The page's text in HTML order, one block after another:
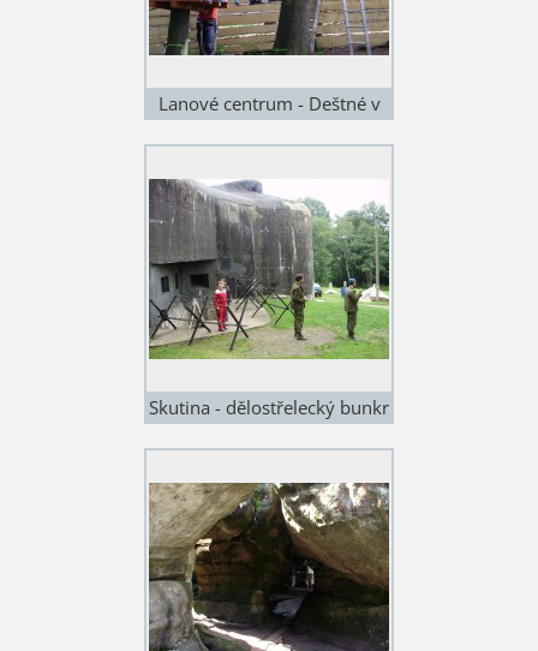
Lanové centrum - Deštné v
Skutina - dělostřelecký bunkr